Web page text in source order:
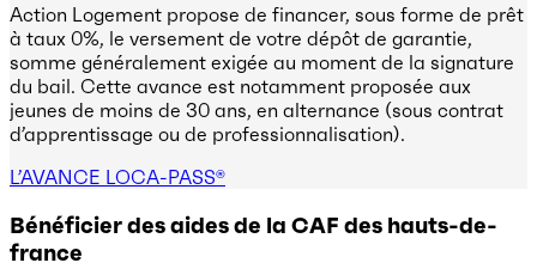
Action Logement propose de financer, sous forme de prêt
à taux 0%, le versement de votre dépôt de garantie,
somme généralement exigée au moment de la signature
du bail. Cette avance est notamment proposée aux
jeunes de moins de 30 ans, en alternance (sous contrat
d’apprentissage ou de professionnalisation).
L’AVANCE LOCA-PASS®
Bénéficier des aides de la CAF des hauts-de-
france